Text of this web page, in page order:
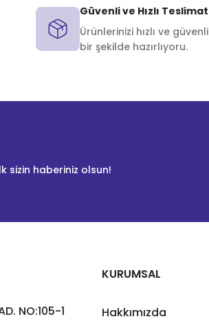
Güvenli ve Hızlı Teslimat
Ürünlerinizi hızlı ve güvenli
bir şekilde hazırlıyoru.
sizin haberiniz olsun!
NO:105-1
KURUMSAL
Hakkımızda